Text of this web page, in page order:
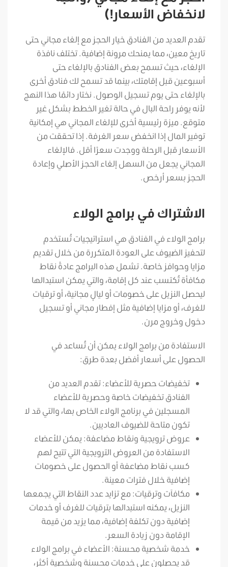
لانخفاض الأسعار!)
تقدم العديد من الفنادق خيار الحجز مع إلغاء مجاني حتى
تاريخ معين، مما يمنحك مرونة إضافية. تختلف نافذة
الإلغاء، حيث تسمح بعض الفنادق بالإلغاء حتى
أسبوعين قبل إقامتك، بينما قد تسمح لك فنادق أخرى
بالإلغاء حتى يوم تسجيل الوصول. نختار دائمًا هذا النهج
لأنه يوفر راحة البال في حالة تغير الخطط بشكل غير
متوقع. ميزة رئيسية أخرى للإلغاء المجاني هي إمكانية
توفير المال إذا انخفض سعر الغرفة. إذا تحققت من
الأسعار قبل الرحلة ووجدت سعرًا أقل. فالإلغاء
المجاني يجعل من السهل إلغاء الحجز الأصلي وإعادة
الحجز بسعر أرخص.
الاشتراك في برامج الولاء
برامج الولاء في الفنادق هي استراتيجيات تُستخدم
لتحفيز الضيوف على العودة المتكررة من خلال تقديم
مزايا وحوافز خاصة. تشمل هذه البرامج عادةً نقاط
مكافأة تُكتسب عند كل إقامة، والتي يمكن استبدالها
ليحصل النزيل على خصومات أو ليالٍ مجانية، أو ترقيات
للغرف، أو مزايا إضافية مثل إفطار مجاني أو تسجيل
دخول وخروج مرن.
الاستفادة من برامج الولاء يمكن أن تُساعد في
الحصول على أسعار أفضل بعدة طرق:
تخفيضات حصرية للأعضاء: تقدم العديد من
الفنادق تخفيضات خاصة وحصرية للأعضاء
المسجلين في برنامج الولاء الخاص بها، والتي قد لا
تكون متاحة للضيوف العاديين.
عروض ترويجية ونقاط مضاعفة: يمكن للأعضاء
الاستفادة من العروض الترويجية التي تتيح لهم
كسب نقاط مضاعفة أو الحصول على خصومات
إضافية خلال فترات معينة.
مكافآت وترقيات: مع تزايد عدد النقاط التي يجمعها
النزيل، يمكنه استبدالها بترقيات للغرف أو خدمات
إضافية دون تكلفة إضافية، مما يزيد من قيمة
الإقامة دون زيادة السعر.
خدمة شخصية محسنة: الأعضاء في برامج الولاء
قد يحصلون على خدمات محسنة وشخصية أكثر،